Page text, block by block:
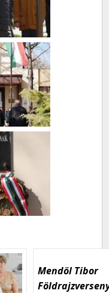
Mendöl Tibor